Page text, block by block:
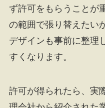
ず許可をもらうことが
の範囲で張り替えたい
デザインも事前に整理
すくなります。
許可が得られたら、実